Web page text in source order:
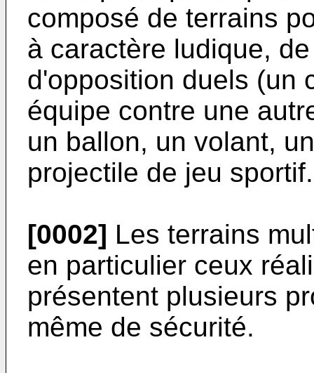
composé de terrains
à caractère ludique,
d'opposition duels (un
équipe contre une
un ballon, un volant,
projectile de jeu sportif.
[0002] Les terrains
en particulier ceux
présentent plusieurs
même de sécurité.